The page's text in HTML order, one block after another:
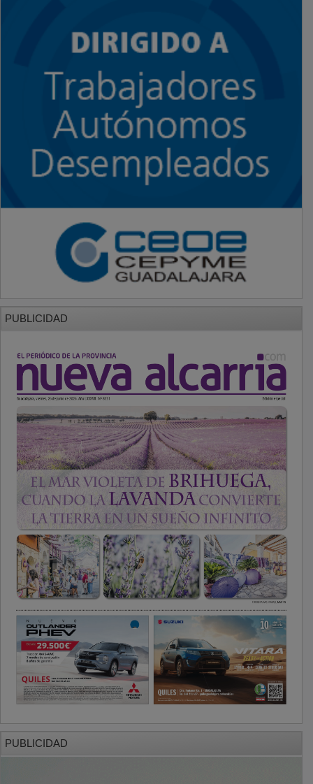
PUBLICIDAD
PUBLICIDAD